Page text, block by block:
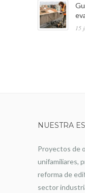
15
NUESTRA
Proyectos de
unifamiliares,
reforma de
sector